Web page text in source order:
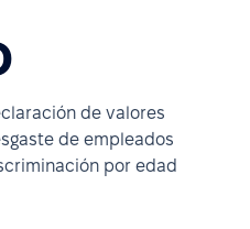
de valores
de empleados
por edad